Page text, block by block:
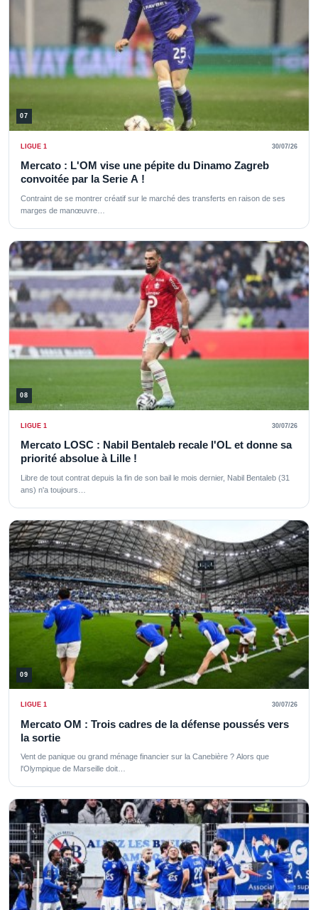
07
LIGUE 1 30/07/26
Mercato : L'OM vise une pépite du Dinamo Zagreb
convoitée par la Serie A !
Contraint de se montrer créatif sur le marché des transferts en raison de ses
marges de manœuvre…
08
LIGUE 1 30/07/26
Mercato LOSC : Nabil Bentaleb recale l'OL et donne sa
priorité absolue à Lille !
Libre de tout contrat depuis la fin de son bail le mois dernier, Nabil Bentaleb (31
ans) n'a toujours…
09
LIGUE 1 30/07/26
Mercato OM : Trois cadres de la défense poussés vers
la sortie
Vent de panique ou grand ménage financier sur la Canebière ? Alors que
l'Olympique de Marseille doit…